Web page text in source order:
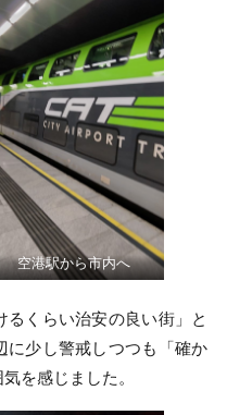
空港駅から市内へ
くらい治安の良い街」と
に少し警戒しつつも「確か
を感じました。